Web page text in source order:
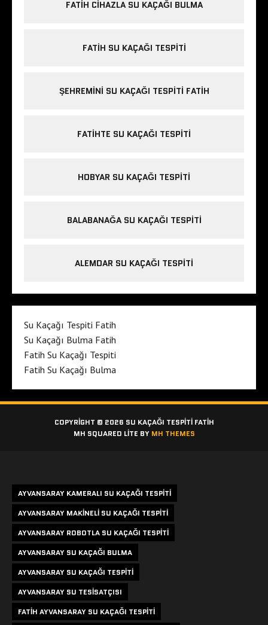
FATIH CIHAZLA SU KAÇAĞI BULMA
FATIH SU KAÇAĞI TESPITI
ŞEHREMINI SU KAÇAĞI TESPITI FATIH
FATIHTE SU KAÇAĞI TESPITI
HOBYAR SU KAÇAĞI TESPITI
BALABANAĞA SU KAÇAĞI TESPITI
ALEMDAR SU KAÇAĞI TESPITI
Su Kaçağı Tespiti Fatih
Su Kaçağı Bulma Fatih
Fatih Su Kaçağı Tespiti
Fatih Su Kaçağı Bulma
COPYRIGHT © 2026 SU KAÇAĞI TESPITI FATIH
MH SQUARED LITE BY MH THEMES
AYVANSARAY KAMERALI SU KAÇAĞI TESPITI
AYVANSARAY MAKINELI SU KAÇAĞI TESPITI
AYVANSARAY ROBOTLA SU KAÇAĞI TESPITI
AYVANSARAY SU KAÇAĞI BULMA
AYVANSARAY SU KAÇAĞI TESPITI
AYVANSARAY SU TESISATÇISI
FATIH AYVANSARAY SU KAÇAĞI TESPITI